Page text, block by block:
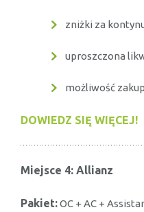
zniżki za
uproszczona
możliwość
DOWIEDZ SIĘ WIĘCEJ!
Miejsce 4: Allianz
Pakiet:OC + AC +